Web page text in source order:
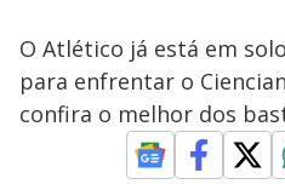
O Atlético já está em
para enfrentar o
confira o melhor dos